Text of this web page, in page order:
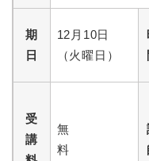
期
日
12月10日
（火曜日）
受
講
無
料